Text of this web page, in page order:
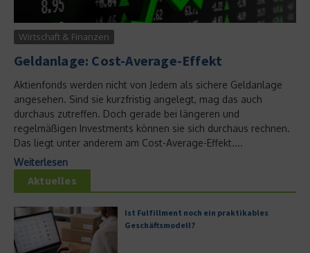
Wirtschaft & Finanzen
Geldanlage: Cost-Average-Effekt
Aktienfonds werden nicht von Jedem als sichere Geldanlage
angesehen. Sind sie kurzfristig angelegt, mag das auch
durchaus zutreffen. Doch gerade bei längeren und
regelmäßigen Investments können sie sich durchaus rechnen.
Das liegt unter anderem am Cost-Average-Effekt....
Weiterlesen
Aktuelles
Ist Fulfillment noch ein praktikables
Geschäftsmodell?